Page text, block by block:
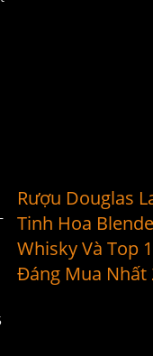
Rượu Douglas
Tinh Hoa
Whisky Và Top
Đáng Mua Nhất